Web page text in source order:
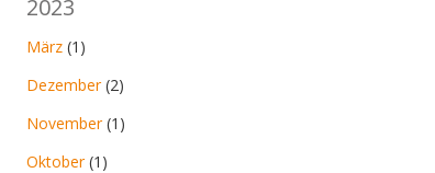
2023
März (1)
Dezember(2)
November(1)
Oktober(1)